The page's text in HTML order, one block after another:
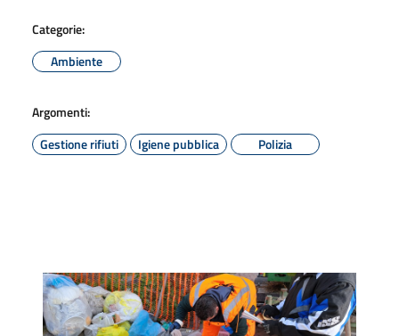
Categorie:
Ambiente
Argomenti:
Gestione rifiuti
Igiene pubblica Polizia